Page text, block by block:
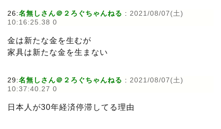
26:名無しさん＠２ろぐちゃんねる : 2021/08/07(土)
10:16:25.38 0
金は新たな金を生むが
家具は新たな金を生まない
29:名無しさん＠２ろぐちゃんねる : 2021/08/07(土)
10:37:40.27 0
日本人が30年経済停滞してる理由